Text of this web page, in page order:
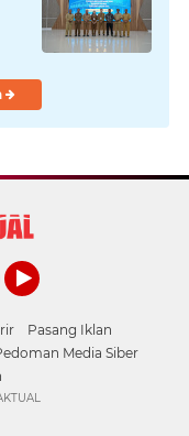
Pasang Iklan
Media Siber